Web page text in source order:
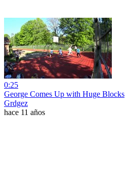
0:25
George Comes Up with Huge Blocks
Grdgez
hace 11 años